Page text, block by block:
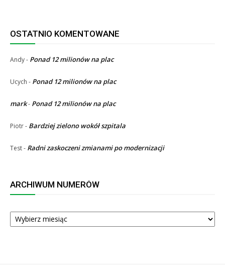
OSTATNIO KOMENTOWANE
Andy- Ponad 12 milionów na plac
Ucych - Ponad 12 milionów na plac
mark- Ponad 12 milionów na plac
Piotr- Bardziej zielono wokół szpitala
Test- Radni zaskoczeni zmianami po modernizacji
ARCHIWUM NUMERÓW
ARCHIWUM
NUMERÓW